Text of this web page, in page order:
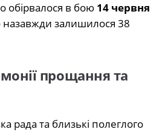
обірвалося в бою 14 червня
назавжди залишилося 38
прощання та
рада та близькі полеглого